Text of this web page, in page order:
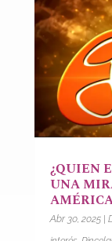
¿QUIEN
UNA
Abr 30, 2025|